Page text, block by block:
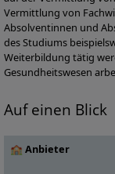
Vermittlung von
Absolventinnen und
des Studiums
Weiterbildung tätig
Gesundheitswesen
Auf einen Blick
🏫 Anbieter